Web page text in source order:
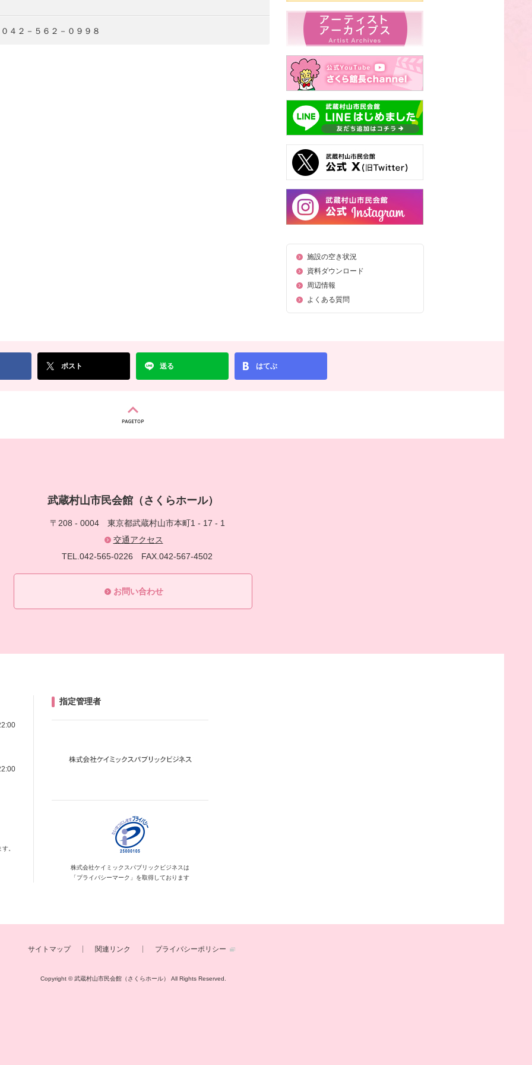
４２－５６２－０９９８
施設の空き状況
資料ダウンロード
周辺情報
よくある質問
ポスト 送る はてぶ
武蔵村山市民会館（さくらホール）
〒208 - 0004 東京都武蔵村山市本町1 - 17 - 1
交通アクセス
TEL.042-565-0226 FAX.042-567-4502
お問い合わせ
。
指定管理者
株式会社ケイミックス パブリックビジネスは
「プライバシーマーク」を取得しております
サイトマップ 関連リンク プライバシーポリシー
Copyright © 武蔵村山市民会館（さくらホール） All Rights Reserved.